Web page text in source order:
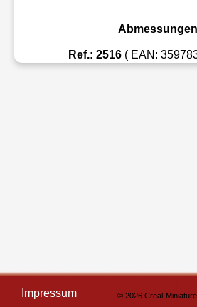
Ref.: 2516 ( EAN:
Impressum © 2026 Creal-